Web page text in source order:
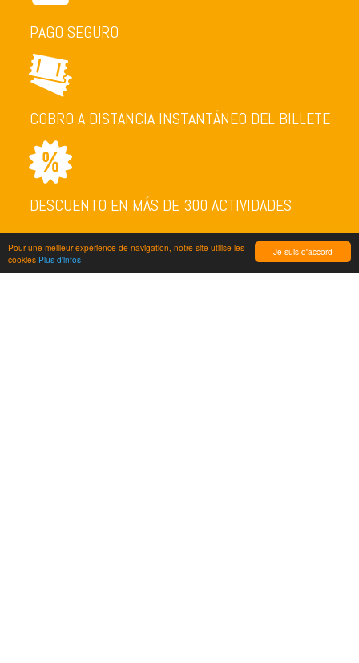
Je suis d'accord
Pour une meilleur expérience de navigation, notre site utilise les
cookies Plus d'infos
PAGO SEGURO
COBRO A DISTANCIA INSTANTÁNEO DEL BILLETE
DESCUENTO EN MÁS DE 300 ACTIVIDADES